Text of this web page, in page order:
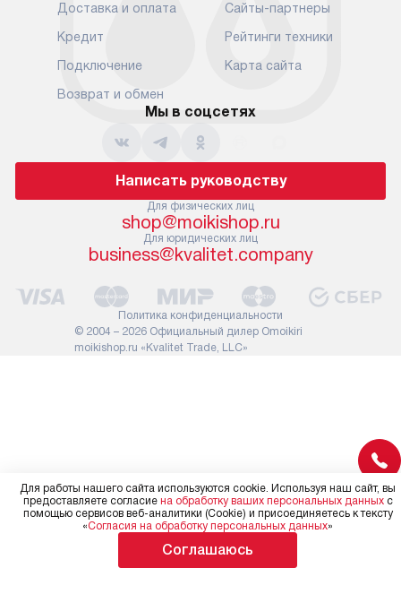
к вашей двери или до прихожей.
Если вам необходимо
переместить прибор к месту его
установки, пожалуйста,
предварительно обсудите это
с нашим менеджером. Эта
подлежит оплате. Важно
помнить, что если размеры
прибора не позволяют его
проходу через дверной проем,
сотрудники транспортной
службы не имеют права
демонтировать дверцы, ручки
или другие выступающие
элементы, так как это может
повлиять на гарантийное
обслуживание в будущем.
требуется
Доставка и оплата
Кредит
Подключение
Возврат и обмен
Сайты-партнеры
Рейтинги техники
Карта сайта
Мы в соцсетях
Написать руководству
Для физических лиц
shop@moikishop.ru
Для юридических лиц
business@kvalitet.company
© 2004 – 2026 Официальный дилер Omoikiri
moikishop.ru «Kvalitet Trade, LLC»
Политика конфиденциальности
Для работы нашего сайта используются cookie. Используя наш сайт, вы
предоставляете согласие на обработку ваших персональных данныхс
помощью сервисов веб-аналитики (Cookie) и присоединяетесь к тексту
«Согласия на обработку персональных данных»
Соглашаюсь